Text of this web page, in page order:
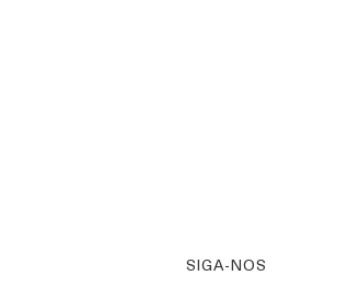
SIGA-NOS